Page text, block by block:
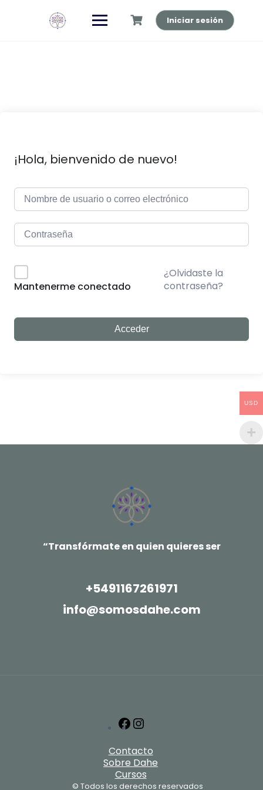
Iniciar sesión
¡Hola, bienvenido de nuevo!
Mantenerme conectado
¿Olvidaste la
contraseña?
Acceder
“Transfórmate en quien quieres ser
+5491167261971
info@somosdahe.com
Facebook
Contacto
Sobre Dahe
Cursos
© Todos los derechos reservados
USD